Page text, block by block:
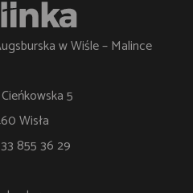
w Wiśle – Malince
5
Wisła
855 36 29